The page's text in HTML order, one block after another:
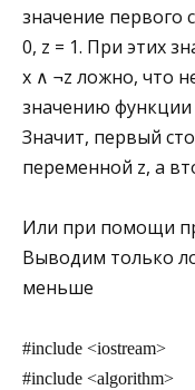
значение первого
0, z = 1. При этих
x ∧ ¬z ложно, что
значению функции
Значит, первый
переменной z, а
Или при помощи
Выводим только
меньше
#include <iostream>
#include <algorithm>